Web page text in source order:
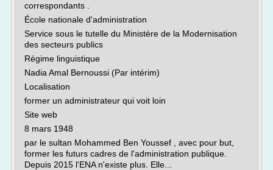
correspondants .
École nationale d'administration
Service sous le tutelle du Ministère de la Modernisation
des secteurs publics
Régime linguistique
Nadia Amal Bernoussi (Par intérim)
Localisation
former un administrateur qui voit loin
Site web
8 mars 1948
par le sultan Mohammed Ben Youssef , avec pour but,
former les futurs cadres de l'administration publique.
Depuis 2015 l'ENA n'existe plus. Elle...